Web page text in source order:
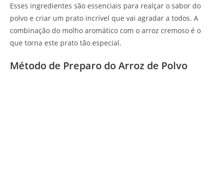
Esses ingredientes são essenciais para realçar o sabor do
polvo e criar um prato incrível que vai agradar a todos. A
combinação do molho aromático com o arroz cremoso é o
que torna este prato tão especial.
Método de Preparo do Arroz de Polvo